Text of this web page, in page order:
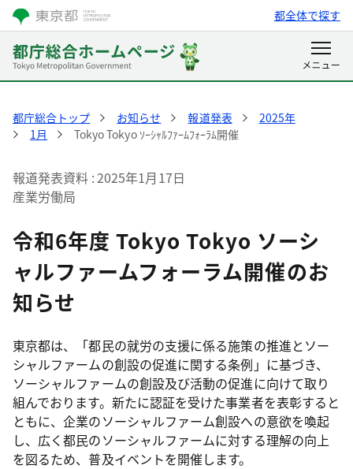
都全体で探す
都庁総合トップ お知らせ 報道発表
2025年
1月
Tokyo Tokyo ｿｰｼｬﾙﾌｧｰﾑﾌｫｰﾗﾑ開催
報道発表資料 2025年1月17日
産業労働局
令和6年度 Tokyo Tokyo ソーシ
ャルファームフォーラム開催のお
知らせ
東京都は、「都民の就労の支援に係る施策の推進とソー
シャルファームの創設の促進に関する条例」に基づき、
ソーシャルファームの創設及び活動の促進に向けて取り
組んでおります。新たに認証を受けた事業者を表彰すると
ともに、企業のソーシャルファーム創設への意欲を喚起
し、広く都民のソーシャルファームに対する理解の向上
を図るため、普及イベントを開催します。